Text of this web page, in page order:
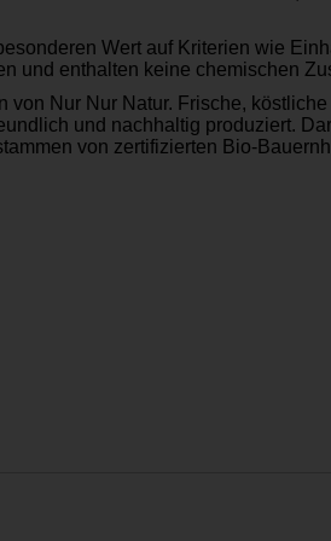
Wert auf Kriterien wie
und enthalten keine chemischen
Nur Nur Natur. Frische,
und nachhaltig produziert.
von zertifizierten Bio-